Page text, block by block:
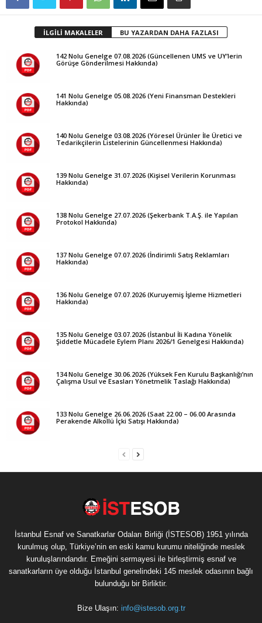
İLGİLİ MAKALELER BU YAZARDAN DAHA FAZLASI
142 Nolu Genelge 07.08.2026 (Güncellenen UMS ve UY’lerin
Görüşe Gönderilmesi Hakkında)
141 Nolu Genelge 05.08.2026 (Yeni Finansman Destekleri
Hakkında)
140 Nolu Genelge 03.08.2026 (Yöresel Ürünler İle Üretici ve
Tedarikçilerin Listelerinin Güncellenmesi Hakkında)
139 Nolu Genelge 31.07.2026 (Kişisel Verilerin Korunması
Hakkında)
138 Nolu Genelge 27.07.2026 (Şekerbank T.A.Ş. ile Yapılan
Protokol Hakkında)
137 Nolu Genelge 07.07.2026 (İndirimli Satış Reklamları
Hakkında)
136 Nolu Genelge 07.07.2026 (Kuruyemiş İşleme Hizmetleri
Hakkında)
135 Nolu Genelge 03.07.2026 (İstanbul İli Kadına Yönelik
Şiddetle Mücadele Eylem Planı 2026/1 Genelgesi Hakkında)
134 Nolu Genelge 30.06.2026 (Yüksek Fen Kurulu Başkanlığı’nın
Çalışma Usul ve Esasları Yönetmelik Taslağı Hakkında)
133 Nolu Genelge 26.06.2026 (Saat 22.00 – 06.00 Arasında
Perakende Alkollü İçki Satışı Hakkında)
İstanbul Esnaf ve Sanatkarlar Odaları Birliği (İSTESOB) 1951 yılında
kurulmuş olup, Türkiye’nin en eski kamu kurumu niteliğinde meslek
kuruluşlarındandır. Emeğini sermayesi ile birleştirmiş esnaf ve
sanatkarların üye olduğu İstanbul genelindeki 145 meslek odasının bağlı
bulunduğu bir Birliktir.
Bize Ulaşın: info@istesob.org.tr